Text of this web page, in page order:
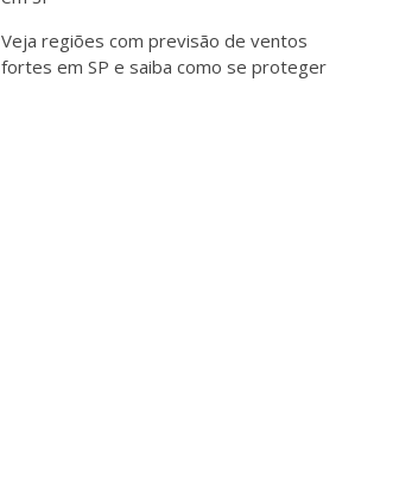
Veja regiões com previsão de ventos
fortes em SP e saiba como se proteger